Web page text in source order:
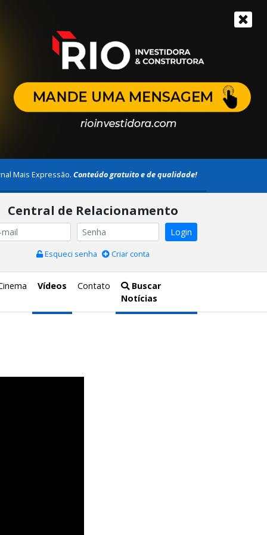
Mais Expressão. Conteúdo gratuito e de qualidade!
Central de Relacionamento
Login
Esqueci senha Criar conta
Vídeos Contato
Buscar
Notícias